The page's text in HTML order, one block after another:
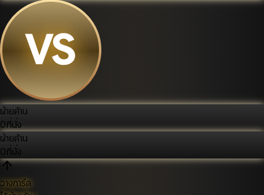
ฝ่ายค้าน
0ที่นั่ง
ฝ่ายค้าน
0ที่นั่ง
วางการ์ด